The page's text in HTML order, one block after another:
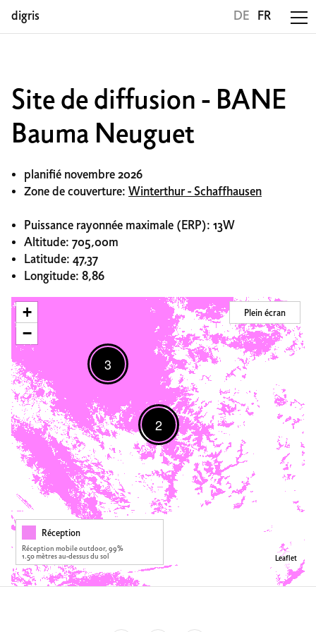
digris DE FR
Site de diffusion - BANE
Bauma Neuguet
planifié novembre 2026
Zone de couverture: Winterthur - Schaffhausen
Puissance rayonnée maximale (ERP): 13W
Altitude: 705,00m
Latitude: 47,37
Longitude: 8,86
2
3
+
−
Leaflet
Plein écran
Réception
Réception mobile outdoor, 99%
1.50 mètres au-dessus du sol